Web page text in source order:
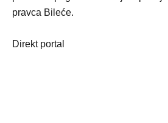
pravca Bileće.
Direkt portal